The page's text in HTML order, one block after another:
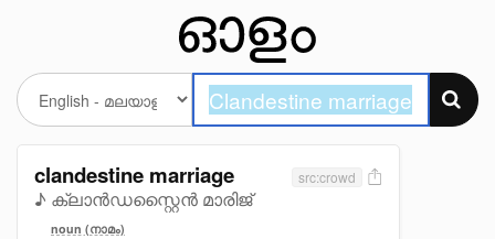
clandestine marriage
♪ ക്ലാൻഡസ്റ്റൈൻ മാരിജ്
src:crowd
noun (നാമം)